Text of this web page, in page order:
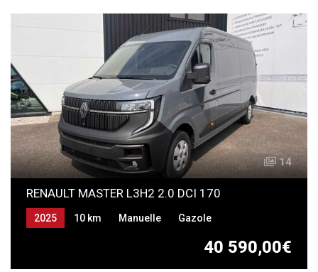
14
RENAULT MASTER L3H2 2.0 DCI 170
40 590,00€
2025 10 km Manuelle Gazole